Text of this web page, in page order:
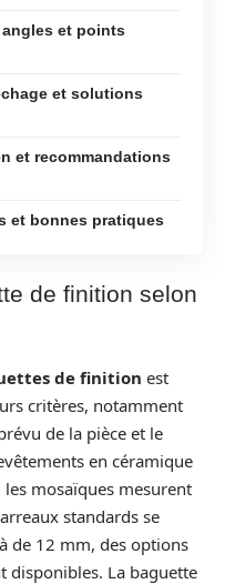
et points
et solutions
et recommandations
et bonnes pratiques
de finition selon
de finition est
critères, notamment
de la pièce et le
en céramique
mosaïques mesurent
standards se
de 12 mm, des options
disponibles. La baguette